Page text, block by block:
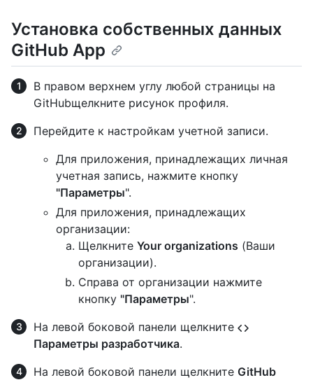
Установка собственных данных
GitHub App
В правом верхнем углу любой страницы на
GitHubщелкните рисунок профиля.
Перейдите к настройкам учетной записи.
Для приложения, принадлежащих личная
учетная запись, нажмите кнопку
"Параметры".
Для приложения, принадлежащих
организации:
Щелкните Your organizations (Ваши
организации).
Справа от организации нажмите
кнопку "Параметры".
На левой боковой панели щелкните
Параметры разработчика.
На левой боковой панели щелкните GitHub